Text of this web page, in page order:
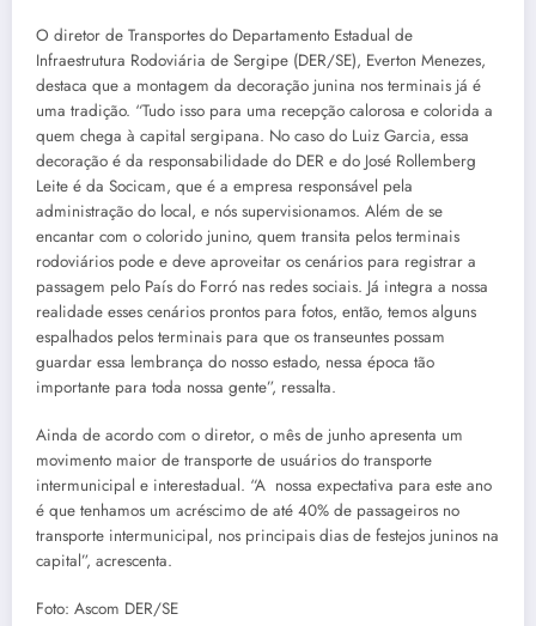
O diretor de Transportes do Departamento Estadual de
Infraestrutura Rodoviária de Sergipe (DER/SE), Everton Menezes,
destaca que a montagem da decoração junina nos terminais já é
uma tradição. “Tudo isso para uma recepção calorosa e colorida a
quem chega à capital sergipana. No caso do Luiz Garcia, essa
decoração é da responsabilidade do DER e do José Rollemberg
Leite é da Socicam, que é a empresa responsável pela
administração do local, e nós supervisionamos. Além de se
encantar com o colorido junino, quem transita pelos terminais
rodoviários pode e deve aproveitar os cenários para registrar a
passagem pelo País do Forró nas redes sociais. Já integra a nossa
realidade esses cenários prontos para fotos, então, temos alguns
espalhados pelos terminais para que os transeuntes possam
guardar essa lembrança do nosso estado, nessa época tão
importante para toda nossa gente”, ressalta.
Ainda de acordo com o diretor, o mês de junho apresenta um
movimento maior de transporte de usuários do transporte
intermunicipal e interestadual. “A nossa expectativa para este ano
é que tenhamos um acréscimo de até 40% de passageiros no
transporte intermunicipal, nos principais dias de festejos juninos na
capital”, acrescenta.
Foto: Ascom DER/SE